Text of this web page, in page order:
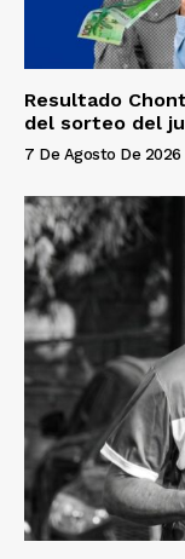
Resultado
del sorteo del
7 De Agosto De 2026